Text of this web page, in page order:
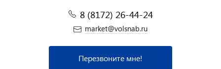
8 (8172) 26-44-24
market@volsnab.ru
Перезвоните мне!